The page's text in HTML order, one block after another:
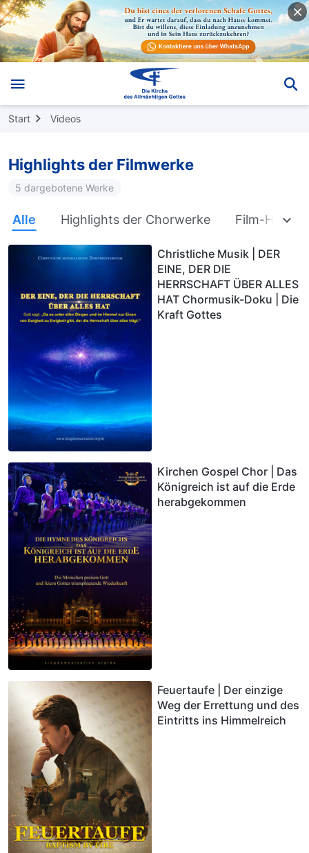
Start Videos
Highlights der Filmwerke
5 dargebotene Werke
Alle Highlights der Chorwerke Film-
Christliche Musik | DER
EINE, DER DIE
HERRSCHAFT ÜBER ALLES
HAT Chormusik-Doku | Die
Kraft Gottes
Kirchen Gospel Chor | Das
Königreich ist auf die Erde
herabgekommen
Feuertaufe | Der einzige
Weg der Errettung und des
Eintritts ins Himmelreich